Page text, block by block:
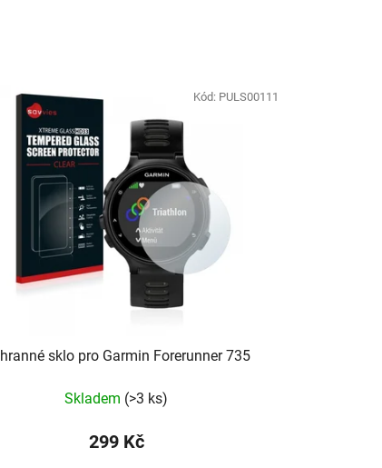
sklo pro Garmin Forerunner 735
Skladem (>3 ks)
299 Kč
Kód: PULS00111